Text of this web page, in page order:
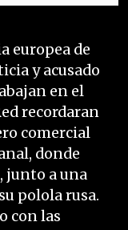
europea de
y acusado
en el
recordaran
comercial
donde
junto a una
polola rusa.
con las